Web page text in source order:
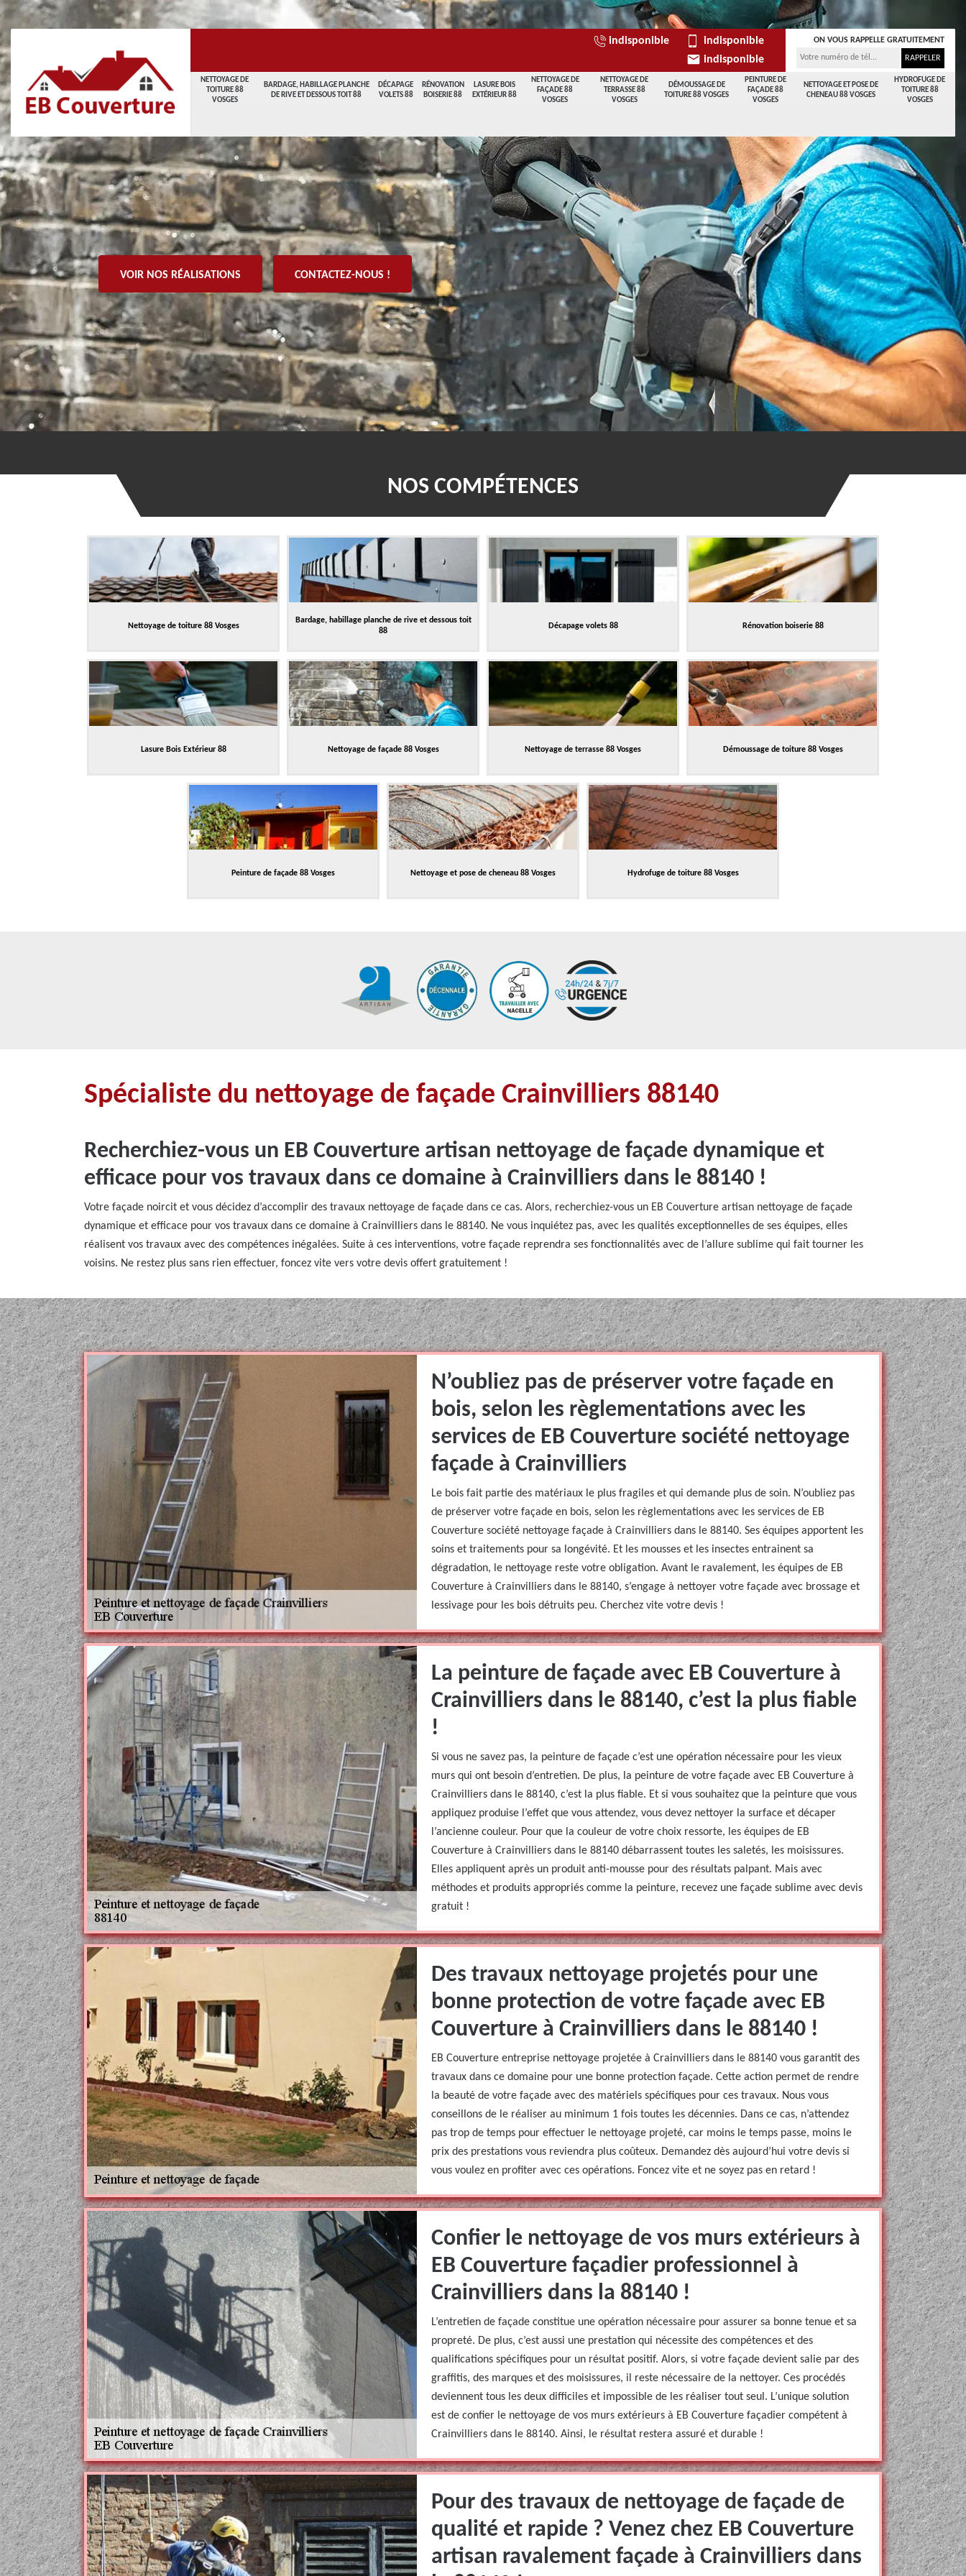
NETTOYAGE DE
TOITURE 88
VOSGES
BARDAGE, HABILLAGE PLANCHE
DE RIVE ET DESSOUS TOIT 88
DÉCAPAGE
VOLETS 88
RÉNOVATION
BOISERIE 88
LASURE BOIS
EXTÉRIEUR 88
NETTOYAGE DE
FAÇADE 88
VOSGES
NETTOYAGE DE
TERRASSE 88
VOSGES
DÉMOUSSAGE DE
TOITURE 88 VOSGES
PEINTURE DE
FAÇADE 88
VOSGES
NETTOYAGE ET POSE DE
CHENEAU 88 VOSGES
HYDROFUGE DE
TOITURE 88
VOSGES
indisponible
indisponible
indisponible
ON VOUS RAPPELLE GRATUITEMENT
VOIR NOS RÉALISATIONS CONTACTEZ-NOUS !
NOS COMPÉTENCES
Nettoyage de toiture 88 Vosges
Bardage, habillage planche de rive et dessous toit
88
Décapage volets 88 Rénovation boiserie 88
Lasure Bois Extérieur 88 Nettoyage de façade 88 Vosges Nettoyage de terrasse 88 Vosges Démoussage de toiture 88 Vosges
Peinture de façade 88 Vosges Nettoyage et pose de cheneau 88 Vosges Hydrofuge de toiture 88 Vosges
Spécialiste du nettoyage de façade Crainvilliers 88140
Recherchiez-vous un EB Couverture artisan nettoyage de façade dynamique et
efficace pour vos travaux dans ce domaine à Crainvilliers dans le 88140 !
Votre façade noircit et vous décidez d’accomplir des travaux nettoyage de façade dans ce cas. Alors, recherchiez-vous un EB Couverture artisan nettoyage de façade
dynamique et efficace pour vos travaux dans ce domaine à Crainvilliers dans le 88140. Ne vous inquiétez pas, avec les qualités exceptionnelles de ses équipes, elles
réalisent vos travaux avec des compétences inégalées. Suite à ces interventions, votre façade reprendra ses fonctionnalités avec de l’allure sublime qui fait tourner les
voisins. Ne restez plus sans rien effectuer, foncez vite vers votre devis offert gratuitement !
N’oubliez pas de préserver votre façade en
bois, selon les règlementations avec les
services de EB Couverture société nettoyage
façade à Crainvilliers
Le bois fait partie des matériaux le plus fragiles et qui demande plus de soin. N’oubliez pas
de préserver votre façade en bois, selon les règlementations avec les services de EB
Couverture société nettoyage façade à Crainvilliers dans le 88140. Ses équipes apportent les
soins et traitements pour sa longévité. Et les mousses et les insectes entrainent sa
dégradation, le nettoyage reste votre obligation. Avant le ravalement, les équipes de EB
Couverture à Crainvilliers dans le 88140, s’engage à nettoyer votre façade avec brossage et
lessivage pour les bois détruits peu. Cherchez vite votre devis !
La peinture de façade avec EB Couverture à
Crainvilliers dans le 88140, c’est la plus fiable
!
Si vous ne savez pas, la peinture de façade c’est une opération nécessaire pour les vieux
murs qui ont besoin d’entretien. De plus, la peinture de votre façade avec EB Couverture à
Crainvilliers dans le 88140, c’est la plus fiable. Et si vous souhaitez que la peinture que vous
appliquez produise l’effet que vous attendez, vous devez nettoyer la surface et décaper
l’ancienne couleur. Pour que la couleur de votre choix ressorte, les équipes de EB
Couverture à Crainvilliers dans le 88140 débarrassent toutes les saletés, les moisissures.
Elles appliquent après un produit anti-mousse pour des résultats palpant. Mais avec
méthodes et produits appropriés comme la peinture, recevez une façade sublime avec devis
gratuit !
Des travaux nettoyage projetés pour une
bonne protection de votre façade avec EB
Couverture à Crainvilliers dans le 88140 !
EB Couverture entreprise nettoyage projetée à Crainvilliers dans le 88140 vous garantit des
travaux dans ce domaine pour une bonne protection façade. Cette action permet de rendre
la beauté de votre façade avec des matériels spécifiques pour ces travaux. Nous vous
conseillons de le réaliser au minimum 1 fois toutes les décennies. Dans ce cas, n’attendez
pas trop de temps pour effectuer le nettoyage projeté, car moins le temps passe, moins le
prix des prestations vous reviendra plus coûteux. Demandez dès aujourd’hui votre devis si
vous voulez en profiter avec ces opérations. Foncez vite et ne soyez pas en retard !
Confier le nettoyage de vos murs extérieurs à
EB Couverture façadier professionnel à
Crainvilliers dans la 88140 !
L’entretien de façade constitue une opération nécessaire pour assurer sa bonne tenue et sa
propreté. De plus, c’est aussi une prestation qui nécessite des compétences et des
qualifications spécifiques pour un résultat positif. Alors, si votre façade devient salie par des
graffitis, des marques et des moisissures, il reste nécessaire de la nettoyer. Ces procédés
deviennent tous les deux difficiles et impossible de les réaliser tout seul. L’unique solution
est de confier le nettoyage de vos murs extérieurs à EB Couverture façadier compétent à
Crainvilliers dans le 88140. Ainsi, le résultat restera assuré et durable !
Pour des travaux de nettoyage de façade de
qualité et rapide ? Venez chez EB Couverture
artisan ravalement façade à Crainvilliers dans